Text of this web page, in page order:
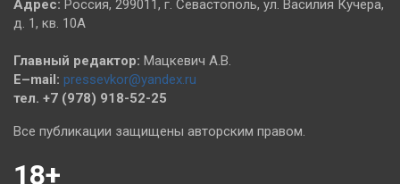
Адрес: Россия, 299011, г. Севастополь, ул. Василия Кучера,
д. 1, кв. 10А
Главный редактор: Мацкевич А.В.
E–mail: pressevkor@yandex.ru
тел. +7 (978) 918-52-25
Все публикации защищены авторским правом.
18+